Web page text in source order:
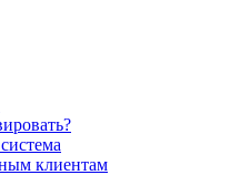
клиентам